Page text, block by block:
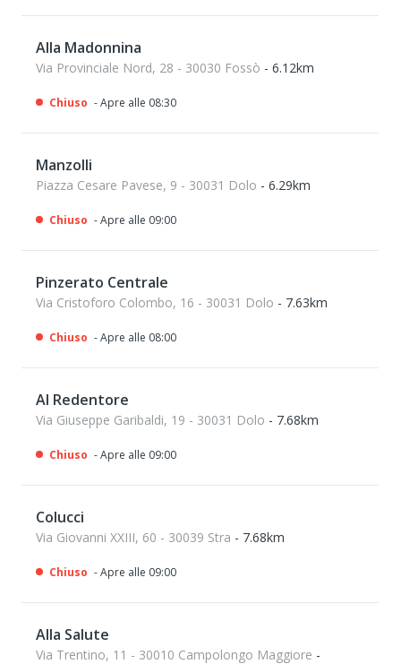
Alla Madonnina
Via Provinciale Nord, 28 - 30030 Fossò - 6.12km
Chiuso - Apre alle 08:30
Manzolli
Piazza Cesare Pavese, 9 - 30031 Dolo - 6.29km
Chiuso - Apre alle 09:00
Pinzerato Centrale
Via Cristoforo Colombo, 16 - 30031 Dolo - 7.63km
Chiuso - Apre alle 08:00
Al Redentore
Via Giuseppe Garibaldi, 19 - 30031 Dolo - 7.68km
Chiuso - Apre alle 09:00
Colucci
Via Giovanni XXIII, 60 - 30039 Stra - 7.68km
Chiuso - Apre alle 09:00
Alla Salute
Via Trentino, 11 - 30010 Campolongo Maggiore -